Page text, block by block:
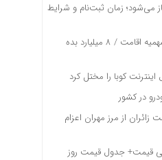
می‌شود؛ زمان ثبت‌نام و شرایط
کاسبی خارج‌نشین‌ها با سهمیه اقامت / ۸ میلیارد بده
کوبا را مختل کرد
زائران از مرز مهران اعزام
قیمت+ جدول قیمت روز